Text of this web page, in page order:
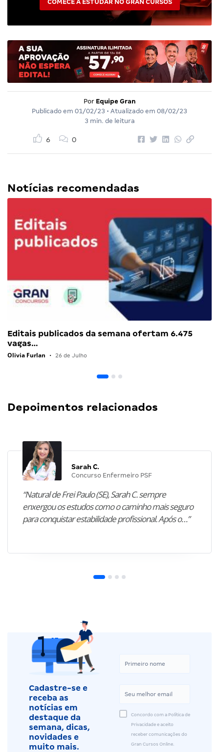
COMECE A ESTUDAR NO GRAN CURSOS
Por Equipe Gran
Publicado em 01/02/23 • Atualizado em 08/02/23
3 min. de leitura
6 0
Notícias recomendadas
Editais publicados da semana ofertam 6.475
vagas…
Olivia Furlan • 26 de Julho
Depoimentos relacionados
Sarah C.
Concurso Enfermeiro PSF
“Natural de Frei Paulo (SE), Sarah C. sempre
enxergou os estudos como o caminho mais seguro
para conquistar estabilidade profissional. Após o…”
Cadastre-se e
receba as
notícias em
destaque da
semana, dicas,
novidades e
muito mais.
Concordo com a Política de
Privacidade e aceito
receber comunicações do
Gran Cursos Online.